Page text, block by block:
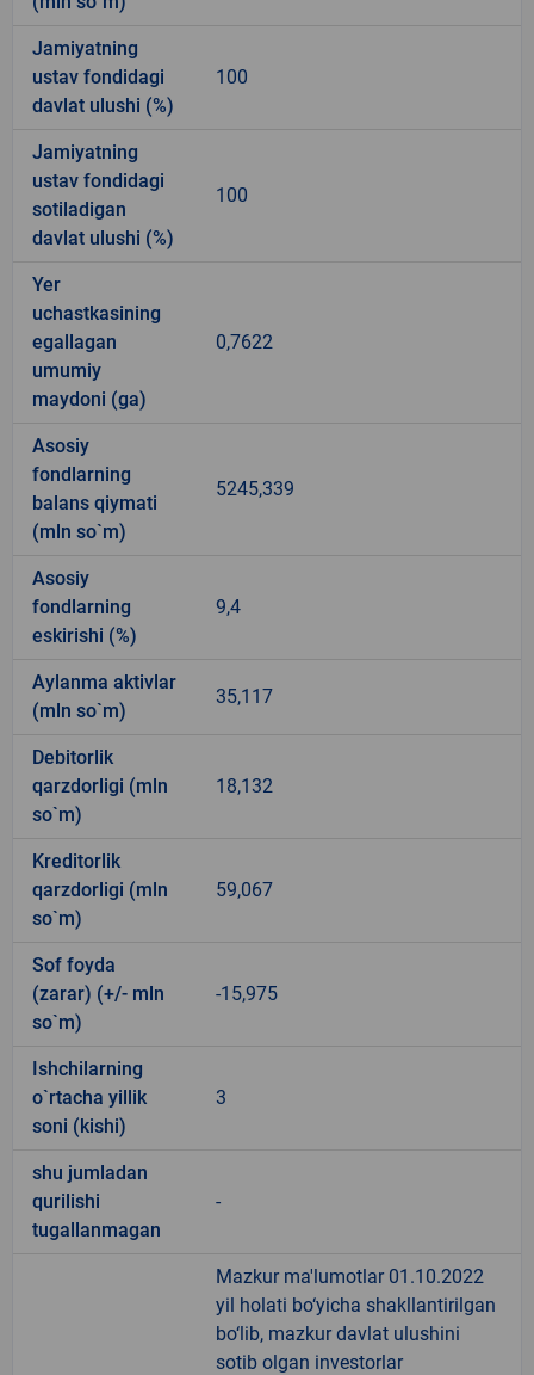
Jamiyatning
ustav fondidagi
davlat ulushi (%)
100
Jamiyatning
ustav fondidagi
sotiladigan
davlat ulushi (%)
100
Yer
uchastkasining
egallagan
umumiy
maydoni (ga)
0,7622
Asosiy
fondlarning
balans qiymati
(mln so`m)
5245,339
Asosiy
fondlarning
eskirishi (%)
9,4
Aylanma aktivlar
(mln so`m)
35,117
Debitorlik
qarzdorligi (mln
so`m)
18,132
Kreditorlik
qarzdorligi (mln
so`m)
59,067
Sof foyda
(zarar) (+/- mln
so`m)
-15,975
Ishchilarning
o`rtacha yillik
soni (kishi)
3
shu jumladan
qurilishi
tugallanmagan
-
Mazkur ma'lumotlar 01.10.2022
yil holati bo‘yicha shakllantirilgan
bo‘lib, mazkur davlat ulushini
sotib olgan investorlar